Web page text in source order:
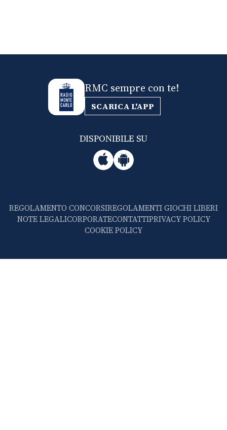
RMC sempre con te!
SCARICA L'APP
DISPONIBILE SU
REGOLAMENTO CONCORSIREGOLAMENTI GIOCHI LIBERI
NOTE LEGALICORPORATECONTATTIPRIVACY POLICY
COOKIE POLICY